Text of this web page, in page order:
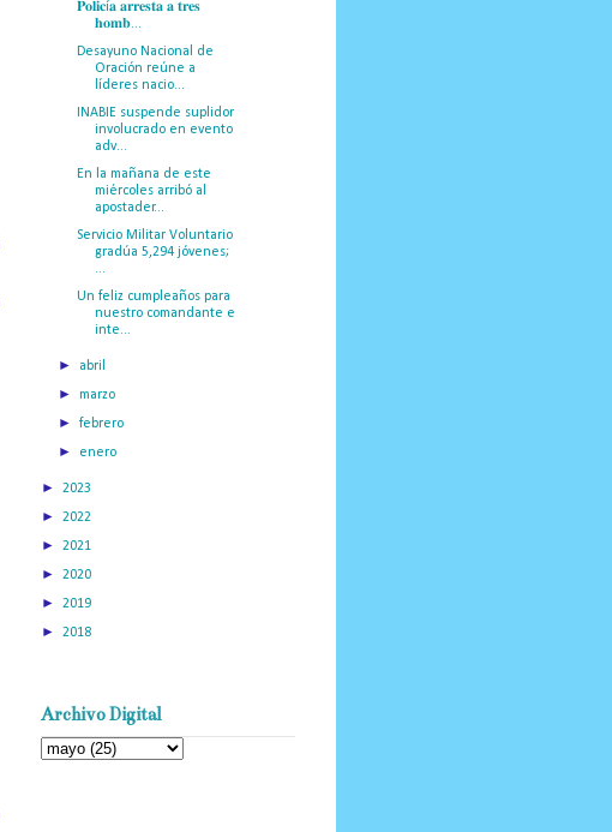
𝐏𝐨𝐥𝐢𝐜í𝐚 𝐚𝐫𝐫𝐞𝐬𝐭𝐚 𝐚 𝐭𝐫𝐞𝐬
𝐡𝐨𝐦𝐛...
Desayuno Nacional de
Oración reúne a
líderes nacio...
INABIE suspende suplidor
involucrado en evento
adv...
En la mañana de este
miércoles arribó al
apostader...
Servicio Militar Voluntario
gradúa 5,294 jóvenes;
...
Un feliz cumpleaños para
nuestro comandante e
inte...
► abril
►marzo
►febrero
► enero
► 2023
► 2022
► 2021
► 2020
► 2019
► 2018
Archivo Digital